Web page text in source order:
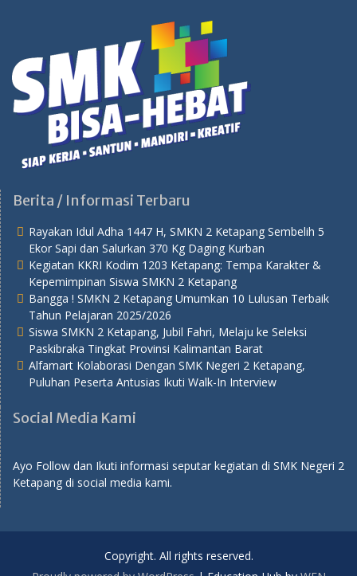
Berita / Informasi Terbaru
Rayakan Idul Adha 1447 H, SMKN 2 Ketapang Sembelih 5
Ekor Sapi dan Salurkan 370 Kg Daging Kurban
Kegiatan KKRI Kodim 1203 Ketapang: Tempa Karakter &
Kepemimpinan Siswa SMKN 2 Ketapang
Bangga ! SMKN 2 Ketapang Umumkan 10 Lulusan Terbaik
Tahun Pelajaran 2025/2026
Siswa SMKN 2 Ketapang, Jubil Fahri, Melaju ke Seleksi
Paskibraka Tingkat Provinsi Kalimantan Barat
Alfamart Kolaborasi Dengan SMK Negeri 2 Ketapang,
Puluhan Peserta Antusias Ikuti Walk-In Interview
Social Media Kami
Ayo Follow dan Ikuti informasi seputar kegiatan di SMK Negeri 2
Ketapang di social media kami.
Copyright. All rights reserved.